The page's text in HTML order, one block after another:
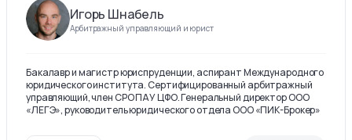
Игорь Шнабель
Арбитражный управляющий и юрист
Бакалавр и магистр юриспруденции, аспирант Международного
юридического института. Сертифицированный арбитражный
управляющий, член СРО ПАУ ЦФО. Генеральный директор ООО
«ЛЕГЭ», руководитель юридического отдела ООО «ПИК-Брокер»